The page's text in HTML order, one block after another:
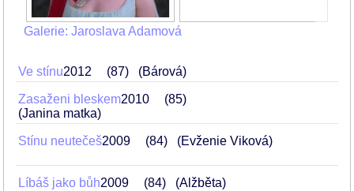
Galerie: Jaroslava Adamová
Ve stínu2012 87 (Bárová)
Zasaženi bleskem2010
85
(Janina matka)
Stínu neutečeš2009 84 (Evženie Viková)
Líbáš jako bůh2009 84 (Alžběta)